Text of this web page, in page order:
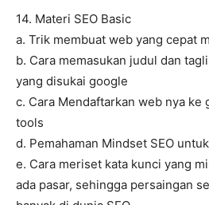
14. Materi SEO Basic
a. Trik membuat web yang cepat
b. Cara memasukan judul dan
yang disukai google
c. Cara Mendaftarkan web nya ke
tools
d. Pemahaman Mindset SEO
e. Cara meriset kata kunci yang
ada pasar, sehingga persaingan